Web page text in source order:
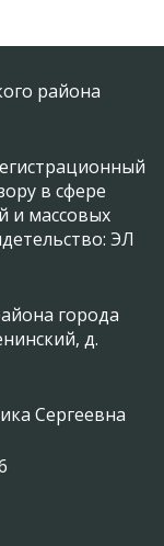
района
в сфере
и массовых
ЭЛ
города
д.
Сергеевна